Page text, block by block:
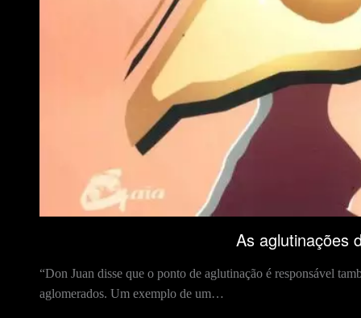
As aglutinações
“Don Juan disse que o ponto de aglutinação é responsável
aglomerados. Um exemplo de um…